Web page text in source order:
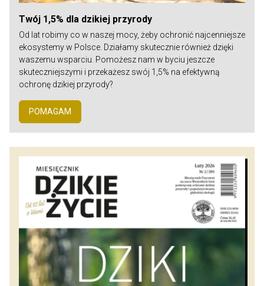
Twój 1,5% dla dzikiej przyrody
Od lat robimy co w naszej mocy, żeby ochronić najcenniejsze
ekosystemy w Polsce. Działamy skutecznie również dzięki
waszemu wsparciu. Pomożesz nam w byciu jeszcze
skuteczniejszymi i przekażesz swój 1,5% na efektywną
ochronę dzikiej przyrody?
POMAGAM